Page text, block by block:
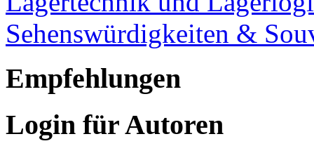
Sehenswürdigkeiten &
Empfehlungen
Login für Autoren